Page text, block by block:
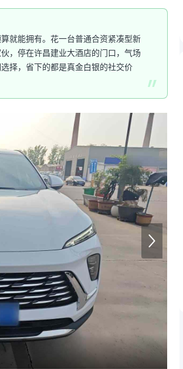
就能拥有。花一台普通合资紧凑型新
，停在许昌建业大酒店的门口，气场
择，省下的都是真金白银的社交价